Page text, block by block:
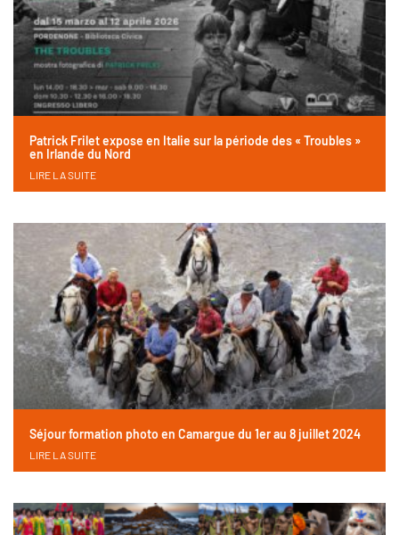
Patrick Frilet expose en Italie sur la période des « Troubles »
en Irlande du Nord
LIRE LA SUITE
Séjour formation photo en Camargue du 1er au 8 juillet 2024
LIRE LA SUITE